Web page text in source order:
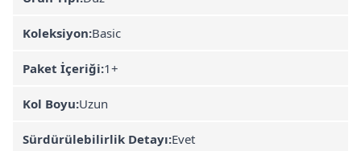
Koleksiyon:Basic
Paket İçeriği:1+
Kol Boyu:Uzun
Sürdürülebilirlik Detayı:Evet